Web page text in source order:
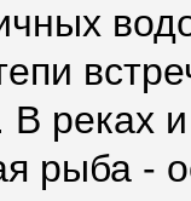
В реках
рыба -